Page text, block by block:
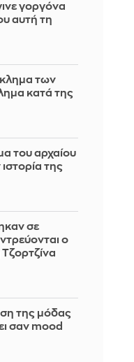
γοργόνα
αυτή τη
των
κατά της
του αρχαίου
της
σε
ο
της μόδας
σαν mood